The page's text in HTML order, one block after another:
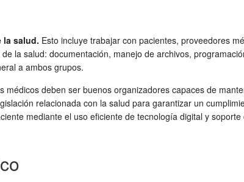
la salud. Esto incluye trabajar con pacientes, proveedores
la salud: documentación, manejo de archivos,
a ambos grupos.
deben ser buenos organizadores capaces de
relacionada con la salud para garantizar un
mediante el uso eficiente de tecnología digital y soporte